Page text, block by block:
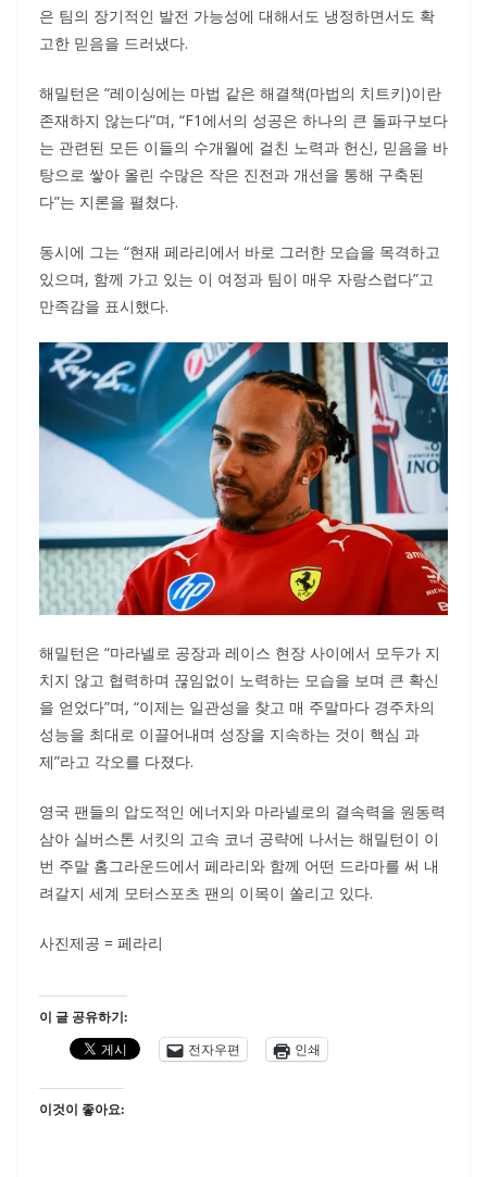
은 팀의 장기적인 발전 가능성에 대해서도 냉정하면서도 확
고한 믿음을 드러냈다.
해밀턴은 “레이싱에는 마법 같은 해결책(마법의 치트키)이란
존재하지 않는다”며, “F1에서의 성공은 하나의 큰 돌파구보다
는 관련된 모든 이들의 수개월에 걸친 노력과 헌신, 믿음을 바
탕으로 쌓아 올린 수많은 작은 진전과 개선을 통해 구축된
다”는 지론을 펼쳤다.
동시에 그는 “현재 페라리에서 바로 그러한 모습을 목격하고
있으며, 함께 가고 있는 이 여정과 팀이 매우 자랑스럽다”고
만족감을 표시했다.
해밀턴은 “마라넬로 공장과 레이스 현장 사이에서 모두가 지
치지 않고 협력하며 끊임없이 노력하는 모습을 보며 큰 확신
을 얻었다”며, “이제는 일관성을 찾고 매 주말마다 경주차의
성능을 최대로 이끌어내며 성장을 지속하는 것이 핵심 과
제”라고 각오를 다졌다.
영국 팬들의 압도적인 에너지와 마라넬로의 결속력을 원동력
삼아 실버스톤 서킷의 고속 코너 공략에 나서는 해밀턴이 이
번 주말 홈그라운드에서 페라리와 함께 어떤 드라마를 써 내
려갈지 세계 모터스포츠 팬의 이목이 쏠리고 있다.
사진제공 = 페라리
이 글 공유하기:
전자우편
인쇄
이것이 좋아요: